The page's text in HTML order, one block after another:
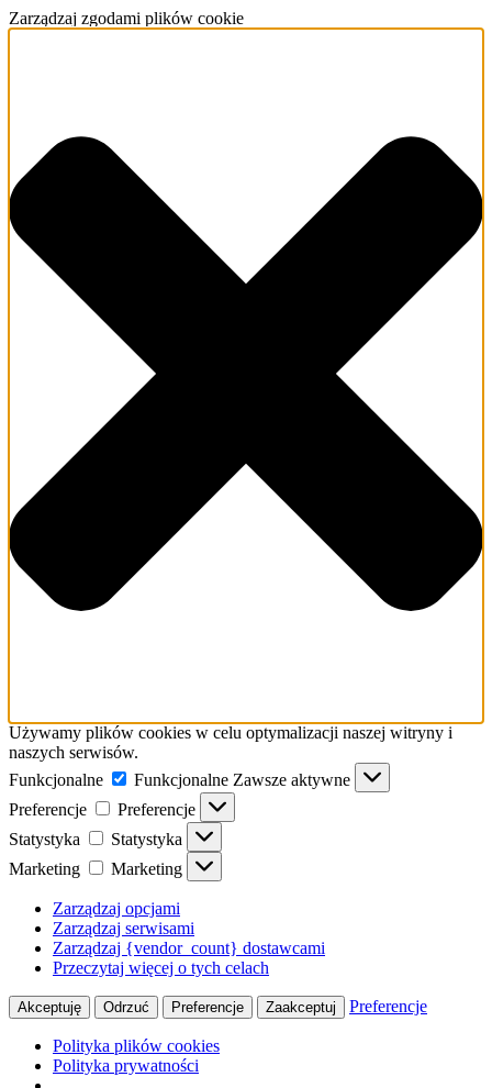
Zarządzaj zgodami plików cookie
Używamy plików cookies w celu optymalizacji naszej witryny i
naszych serwisów.
Funkcjonalne
Funkcjonalne Zawsze aktywne
Preferencje
Preferencje
Statystyka
Statystyka
Marketing
Marketing
Zarządzaj opcjami
Zarządzaj serwisami
Zarządzaj {vendor_count} dostawcami
Przeczytaj więcej o tych celach
Akceptuję Odrzuć Preferencje Zaakceptuj Preferencje
Polityka plików cookies
Polityka prywatności